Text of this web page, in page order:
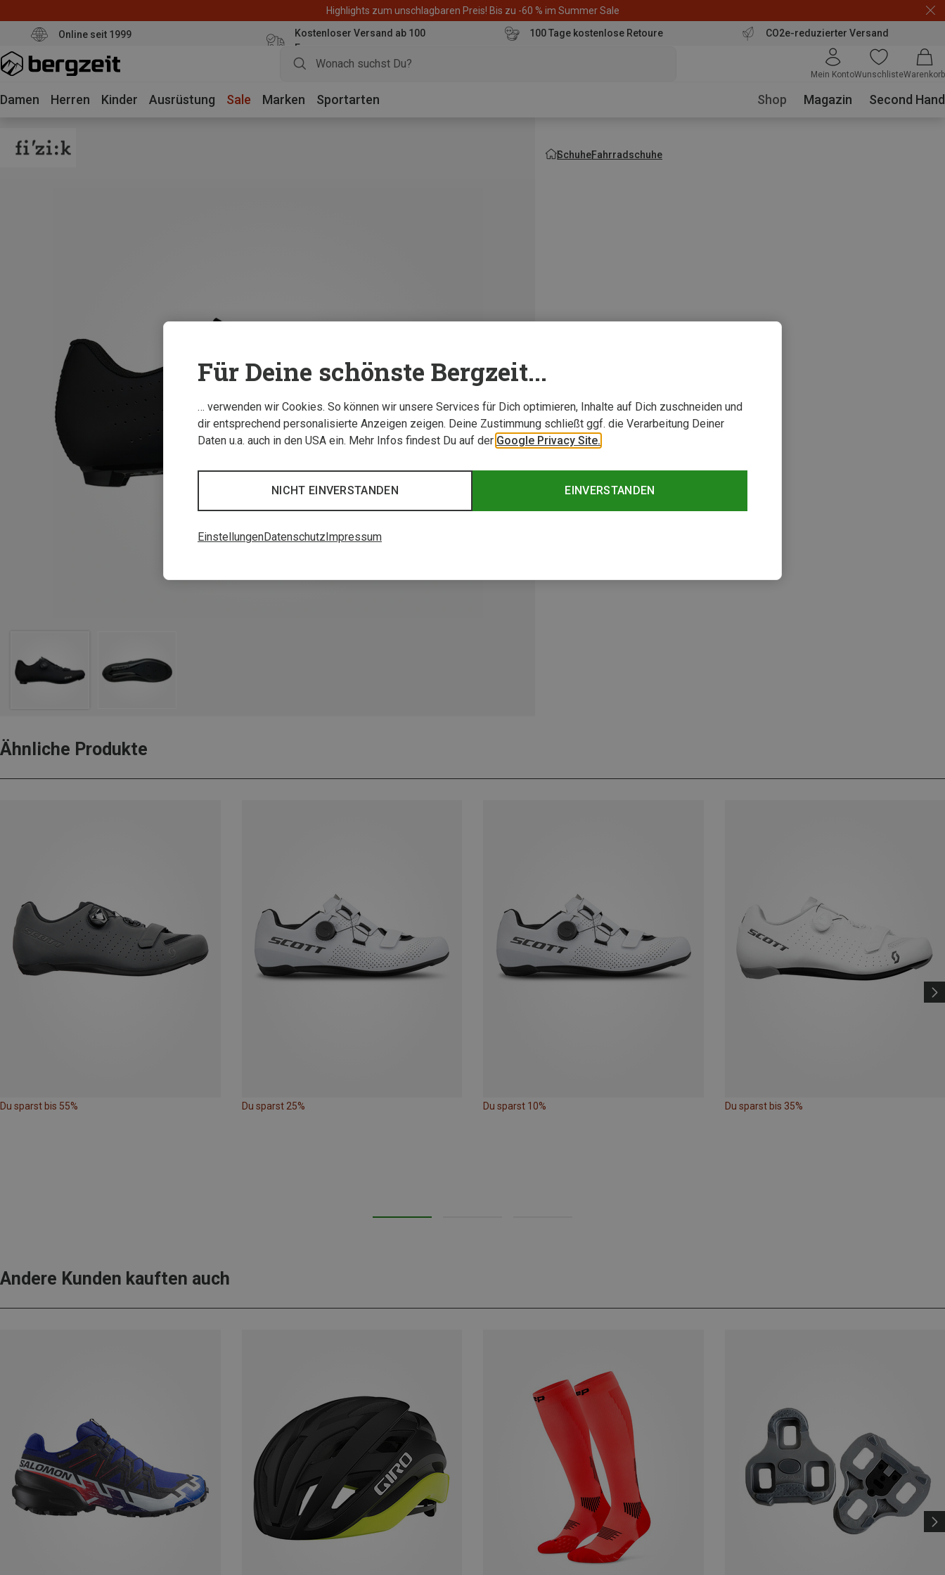
Highlights zum unschlagbaren Preis! Bis zu -60 % im Summer Sale
Online seit 1999
Kostenloser Versand ab 100
Euro
100 Tage kostenlose Retoure CO2e-reduzierter Versand
Mein KontoWunschlisteWarenkorb
Damen Herren Kinder Ausrüstung Sale Marken Sportarten Shop Magazin Second Hand
SchuheFahrradschuhe
Ähnliche Produkte
Du sparst bis 55% Du sparst 25% Du sparst 10% Du sparst bis 35%
Andere Kunden kauften auch
Für Deine schönste Bergzeit...
… verwenden wir Cookies. So können wir unsere Services für Dich optimieren, Inhalte auf Dich zuschneiden und
dir entsprechend personalisierte Anzeigen zeigen. Deine Zustimmung schließt ggf. die Verarbeitung Deiner
Daten u.a. auch in den USA ein. Mehr Infos findest Du auf der Google Privacy Site.
EINVERSTANDEN
NICHT EINVERSTANDEN
EinstellungenDatenschutz Impressum